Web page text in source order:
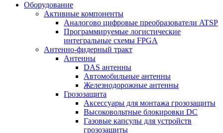
Оборудование
Активные компоненты
Аналогово цифровые преобразователи ATSP
Программируемые логистические
интегральные схемы FPGA
Антенно-фидерный тракт
Антенны
DAS антенны
Автомобильные антенны
Железнодорожные антенны
Грозозащита
Аксессуары для монтажа грозозащиты
Высоковольтные блокировки DC
Газовые капсулы для устройств
грозозащиты